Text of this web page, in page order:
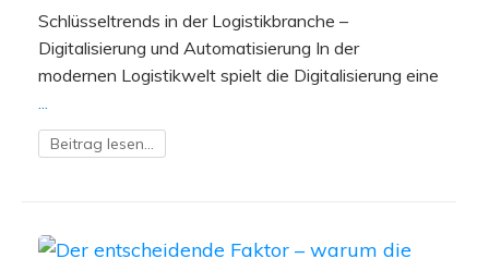
Schlüsseltrends in der Logistikbranche –
Digitalisierung und Automatisierung In der
modernen Logistikwelt spielt die Digitalisierung eine
...
Beitrag lesen...